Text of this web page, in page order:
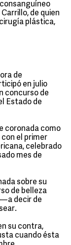
de quien
plástica,
de
en julio
concurso de
Estado de
coronada como
con el primer
celebrado
mes de
sobre su
de belleza
—a decir de
su contra,
cuando ésta